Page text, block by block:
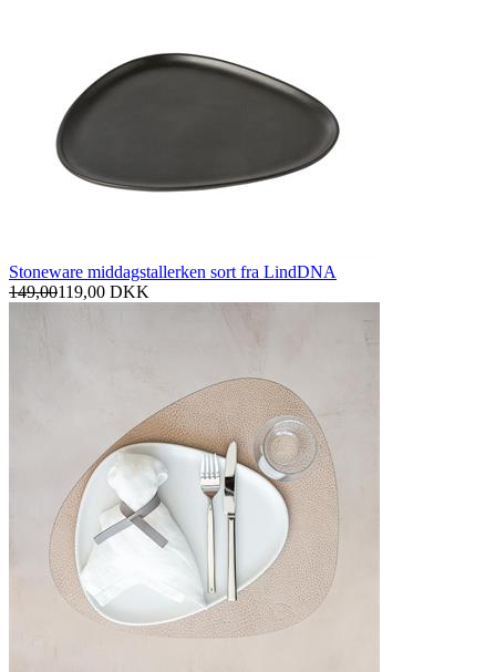
Stoneware middagstallerken sort fra LindDNA
149,00119,00 DKK